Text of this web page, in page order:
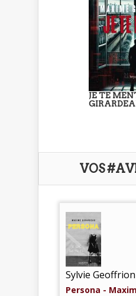
JE TE
VOS
Sylvie Geoffrion
Persona -